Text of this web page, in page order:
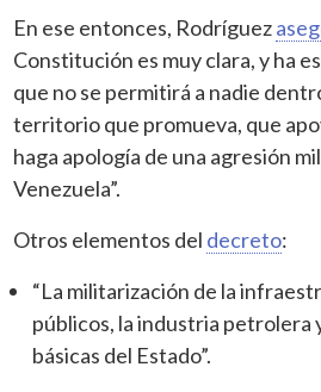
En ese entonces, Rodríguez
Constitución es muy clara, y ha
que no se permitirá a nadie
territorio que promueva, que
haga apología de una agresión
Venezuela”.
Otros elementos del decreto:
“La militarización de la
públicos, la industria petrolera
básicas del Estado”.